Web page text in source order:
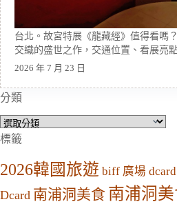
台北。故宮特展《龍藏經》值得看嗎
交織的盛世之作，交通位置、看展亮
2026 年 7 月 23 日
分類
分
類
標籤
2026韓國旅遊 biff 廣場 dcard
Dcard 南浦洞美食 南浦洞美